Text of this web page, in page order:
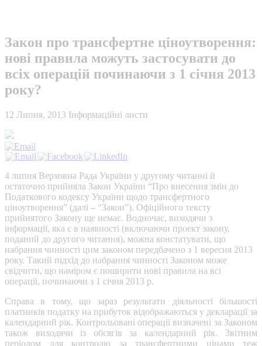
Закон про трансфертне ціноутворення:
нові правила можуть застосувати до
всіх операцій починаючи з 1 січня 2013
року?
12 Липня, 2013 Інформаційні листи
4 липня Верховна Рада України у другому читанні й
остаточно прийняла Закон України “Про внесення змін до
Податкового кодексу України щодо трансфертного
ціноутворення” (далі – “Закон”). Офіційного тексту
прийнятого Закону ще немає. Водночас, виходячи з
інформації, яка є в наявності (включаючи проект закону,
поданий до другого читання), можна констатувати, що
набрання чинності цим законом передбачено з 1 вересня 2013
року. Такий підхід до набрання чинності Законом може
свідчити, що наміром є поширити нові правила на всі
операції, починаючи з 1 січня 2013 р.
Справа в тому, що зараз результати діяльності більшості
платників податку на прибуток відображаються у декларації за
календарний рік. Контрольовані операції визначені за Законом
також виходячи із обсягів за календарний рік. Звітним
періодом для контролю за трансфертними цінами теж